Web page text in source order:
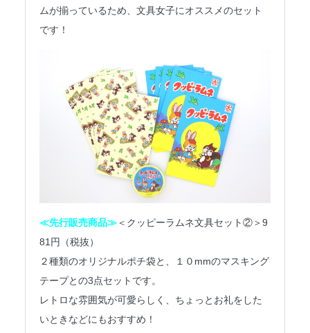
ムが揃っているため、文具女子にオススメのセット
です！
≪先行販売商品≫＜クッピーラムネ文具セット②＞9
81円（税抜）
２種類のオリジナルポチ袋と、１０mmのマスキング
テープとの3点セットです。
レトロな雰囲気が可愛らしく、ちょっとお礼をした
いときなどにもおすすめ！